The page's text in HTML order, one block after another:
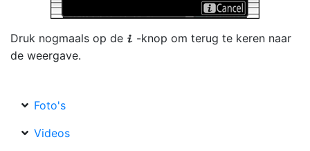
Druk nogmaals op de i -knop om terug te keren naar
de weergave.
Foto's
Videos